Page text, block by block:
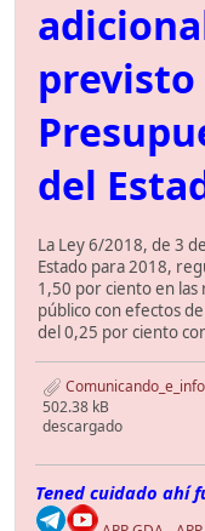
previsto
del
La Ley 6/2018, de 3
Estado para 2018,
1,50 por ciento en
público con efectos
del 0,25 por ciento
502.38 kB
descargado
Tened cuidado ahí